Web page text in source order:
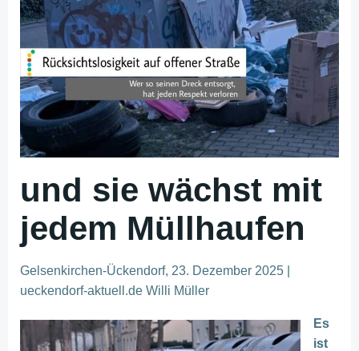
und sie wächst mit
jedem Müllhaufen
Gelsenkirchen-Ückendorf, 23. Dezember 2025 |
ueckendorf-aktuell.de Willi Müller
Es
ist